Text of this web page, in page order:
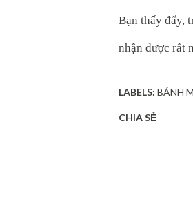
Bạn thấy đấy,
nhận được rất
LABELS: BÁNH
CHIA SẺ